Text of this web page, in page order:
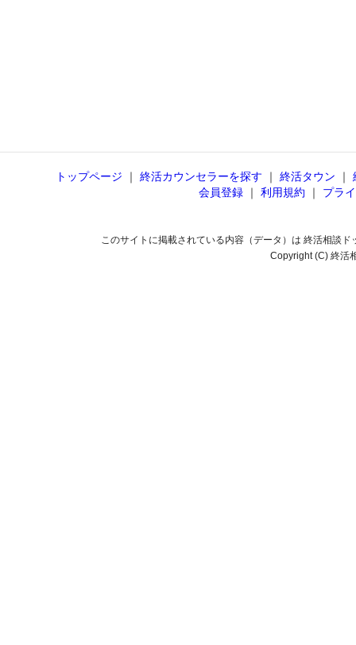
トップページ ｜ 終活カウンセラーを探す ｜ 終活タウン ｜
会員登録 ｜ 利用規約 ｜ プラ
このサイトに掲載されている内容（データ）は 終活相談
Copyright (C) 終活